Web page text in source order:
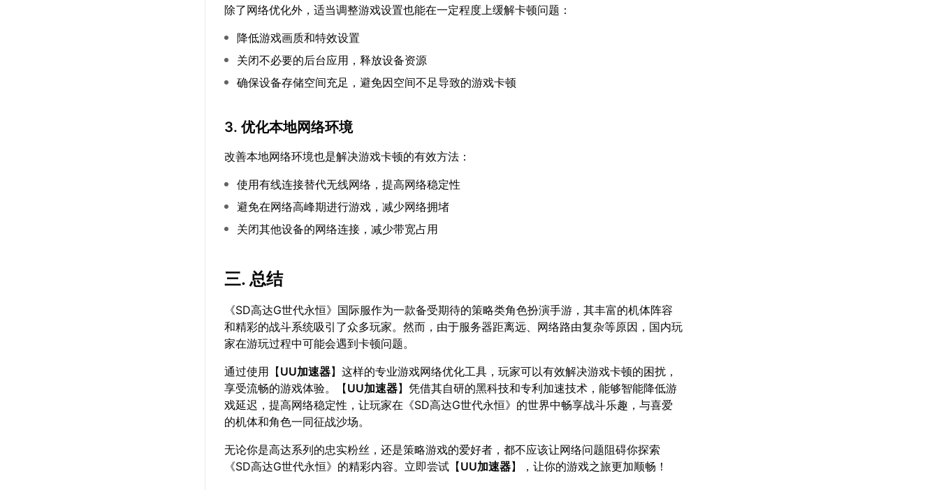
除了网络优化外，适当调整游戏设置也能在一定程度上缓解卡顿问题：
降低游戏画质和特效设置
关闭不必要的后台应用，释放设备资源
确保设备存储空间充足，避免因空间不足导致的游戏卡顿
3. 优化本地网络环境
改善本地网络环境也是解决游戏卡顿的有效方法：
使用有线连接替代无线网络，提高网络稳定性
避免在网络高峰期进行游戏，减少网络拥堵
关闭其他设备的网络连接，减少带宽占用
三. 总结
《SD高达G世代永恒》国际服作为一款备受期待的策略类角色扮演手游，其丰富的机体阵容
和精彩的战斗系统吸引了众多玩家。然而，由于服务器距离远、网络路由复杂等原因，国内玩
家在游玩过程中可能会遇到卡顿问题。
通过使用【UU加速器】这样的专业游戏网络优化工具，玩家可以有效解决游戏卡顿的困扰，
享受流畅的游戏体验。【UU加速器】凭借其自研的黑科技和专利加速技术，能够智能降低游
戏延迟，提高网络稳定性，让玩家在《SD高达G世代永恒》的世界中畅享战斗乐趣，与喜爱
的机体和角色一同征战沙场。
无论你是高达系列的忠实粉丝，还是策略游戏的爱好者，都不应该让网络问题阻碍你探索
《SD高达G世代永恒》的精彩内容。立即尝试【UU加速器】，让你的游戏之旅更加顺畅！